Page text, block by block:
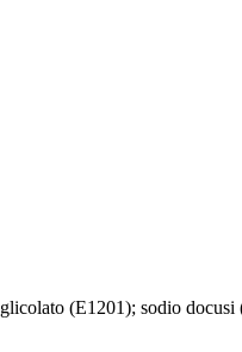
(E1201); sodio